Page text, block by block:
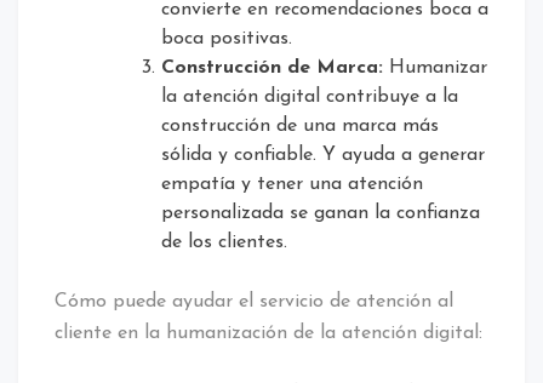
convierte en recomendaciones boca a
boca positivas.
Construcción de Marca: Humanizar
la atención digital contribuye a la
construcción de una marca más
sólida y confiable. Y ayuda a generar
empatía y tener una atención
personalizada se ganan la confianza
de los clientes.
Cómo puede ayudar el servicio de atención al
cliente en la humanización de la atención digital: